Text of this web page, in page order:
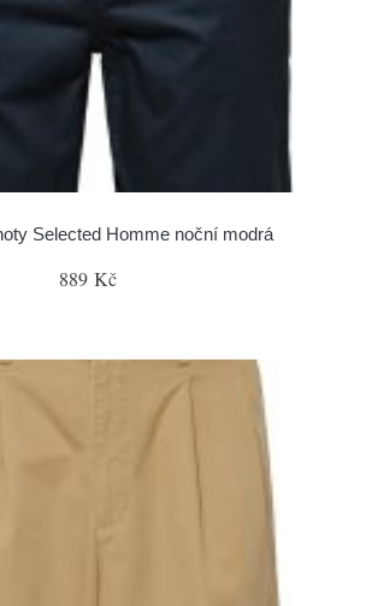
Selected Homme noční modrá
889 Kč